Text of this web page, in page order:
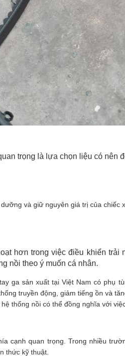
trọng là lựa chọn liệu có
và giữ nguyên giá trị của
hơn trong việc điều khiển trải
nồi theo ý muốn cá nhân.
ga sản xuất tại Việt Nam có
truyền động, giảm tiếng ồn và
thống nồi có thể đồng nghĩa với
cạnh quan trọng. Trong nhiều
thức kỹ thuật.